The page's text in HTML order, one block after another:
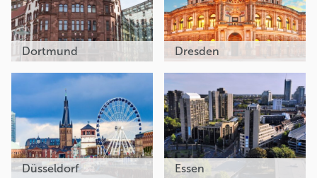
Dortmund Dresden
Düsseldorf Essen